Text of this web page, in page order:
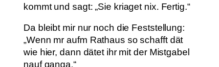
kommt und sagt: „Sie kriaget nix. Fertig.“
Da bleibt mir nur noch die Feststellung:
„Wenn mr aufm Rathaus so schafft dät
wie hier, dann dätet ihr mit der Mistgabel
nauf ganga.“